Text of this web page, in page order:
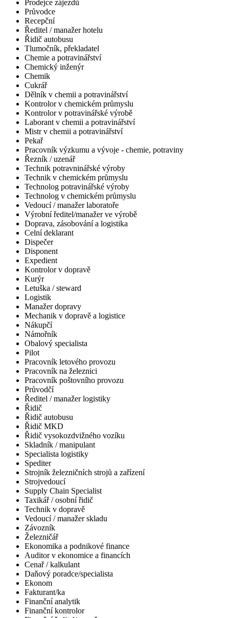
Prodejce zájezdů
Průvodce
Recepční
Ředitel / manažer hotelu
Řidič autobusu
Tlumočník, překladatel
Chemie a potravinářství
Chemický inženýr
Chemik
Cukrář
Dělník v chemii a potravinářství
Kontrolor v chemickém průmyslu
Kontrolor v potravinářské výrobě
Laborant v chemii a potravinářství
Mistr v chemii a potravinářství
Pekař
Pracovník výzkumu a vývoje - chemie, potraviny
Řezník / uzenář
Technik potravninářské výroby
Technik v chemickém průmyslu
Technolog potravinářské výroby
Technolog v chemickém průmyslu
Vedoucí / manažer laboratoře
Výrobní ředitel/manažer ve výrobě
Doprava, zásobování a logistika
Celní deklarant
Dispečer
Disponent
Expedient
Kontrolor v dopravě
Kurýr
Letuška / steward
Logistik
Manažer dopravy
Mechanik v dopravě a logistice
Nákupčí
Námořník
Obalový specialista
Pilot
Pracovník letového provozu
Pracovník na železnici
Pracovník poštovního provozu
Průvodčí
Ředitel / manažer logistiky
Řidič
Řidič autobusu
Řidič MKD
Řidič vysokozdvižného vozíku
Skladník / manipulant
Specialista logistiky
Spediter
Strojník železničních strojů a zařízení
Strojvedoucí
Supply Chain Specialist
Taxikář / osobní řidič
Technik v dopravě
Vedoucí / manažer skladu
Závozník
Železničář
Ekonomika a podnikové finance
Auditor v ekonomice a financích
Cenař / kalkulant
Daňový poradce/specialista
Ekonom
Fakturant/ka
Finanční analytik
Finanční kontrolor